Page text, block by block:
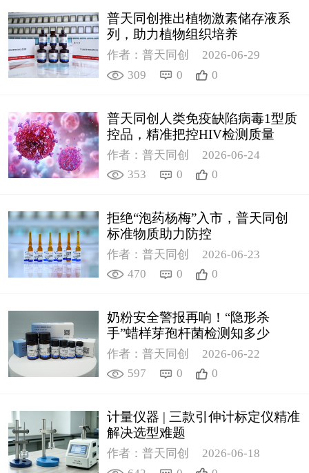
普天同创推出植物激素储存液系
列，助力植物组织培养
作者：普天同创
2026-06-29
309
0 0
普天同创人类免疫缺陷病毒1型质
控品，精准把控HIV检测质量
作者：普天同创
2026-06-24
353
0 0
拒绝“泡药杨梅”入市，普天同创
标准物质助力防控
作者：普天同创
2026-06-23
470
0 0
奶粉安全警报再响！“隐形杀
手”蜡样芽孢杆菌检测知多少
作者：普天同创
2026-06-22
597
0 0
计量仪器 | 三款引伸计标定仪精准
解决选型难题
作者：普天同创
2026-06-18